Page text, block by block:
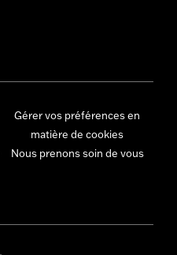
Gérer vos préférences en
matière de cookies
Nous prenons soin de vous